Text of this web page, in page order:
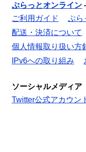
ぷらっとオンライン
ご利用ガイド
ぷら
配送・決済について
個人情報取り扱い方
IPv6への取り組み
ソーシャルメディア
Twitter公式アカウン